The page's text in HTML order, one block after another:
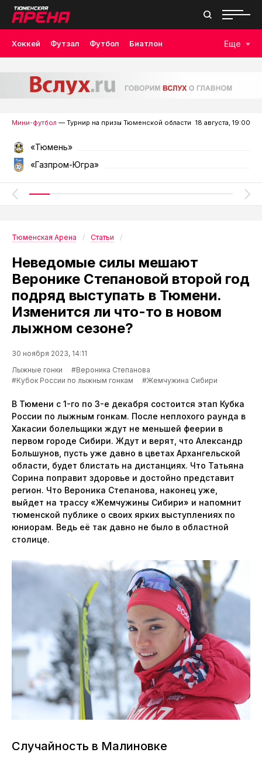
Хоккей Футзал Футбол Биатлон Еще
Мини-футбол — Турнир на призы Тюменской области 18 августа, 19:00
«Тюмень»
«Газпром-Югра»
Тюменская Арена Статьи
Неведомые силы мешают
Веронике Степановой второй год
подряд выступать в Тюмени.
Изменится ли что-то в новом
лыжном сезоне?
30 ноября 2023, 14:11
Лыжные гонки
#Вероника Степанова
#Кубок России по лыжным гонкам
#Жемчужина Сибири
В Тюмени с 1-го по 3-е декабря состоится этап Кубка
России по лыжным гонкам. После неплохого раунда в
Хакасии болельщики ждут не меньшей феерии в
первом городе Сибири. Ждут и верят, что Александр
Большунов, пусть уже давно в цветах Архангельской
области, будет блистать на дистанциях. Что Татьяна
Сорина поправит здоровье и достойно представит
регион. Что Вероника Степанова, наконец уже,
выйдет на трассу «Жемчужины Сибири» и напомнит
тюменской публике о своих ярких выступлениях по
юниорам. Ведь её так давно не было в областной
столице.
Случайность в Малиновке